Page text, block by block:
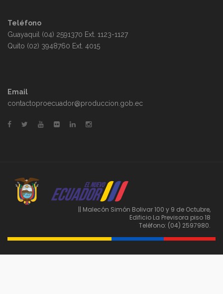
Teléfono
Guayaquil (04) 2591370 Ext. 1123-1127
Quito (02) 3948760 Ext. 4015
Email
contactoproecuador@produccion.gob.ec
|| Malecón Simón Bolivar 100 y 9 de Octubre,
Edificio La Previsora piso 18
Teléfono: (04) 2597980.